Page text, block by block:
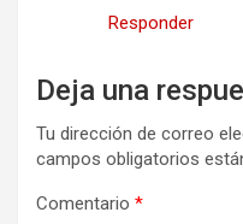
Responder
Deja una
Tu dirección de correo
campos obligatorios
Comentario *